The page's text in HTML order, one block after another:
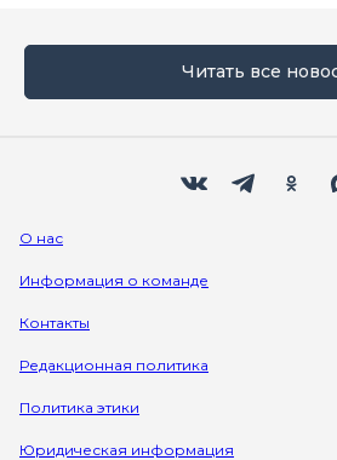
Читать все
О нас
Информация о команде
Контакты
Редакционная политика
Политика этики
Юридическая информация